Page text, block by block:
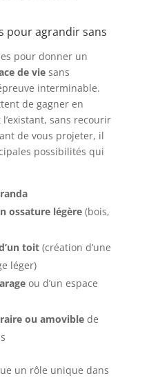
pour agrandir sans
pour donner un
de viesans
interminable.
de gagner en
sans recourir
de vous projeter, il
possibilités qui
ossature légère(bois,
toit(création d’une
léger)
ou d’un espace
ou amoviblede
un rôle unique dans